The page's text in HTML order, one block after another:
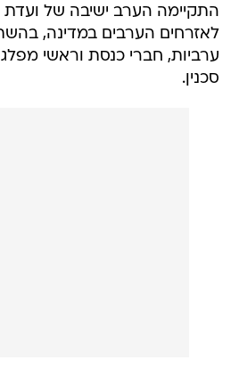
התקיימה הערב ישיבה של
לאזרחים הערבים במדינה,
ערביות, חברי כנסת וראשי
סכנין.